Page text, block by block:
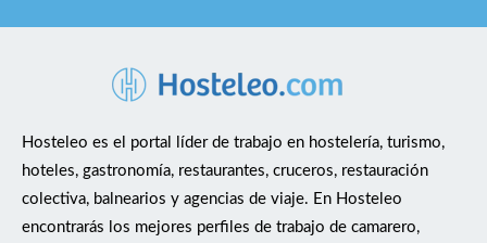
Hosteleo es el portal líder de trabajo en hostelería, turismo,
hoteles, gastronomía, restaurantes, cruceros, restauración
colectiva, balnearios y agencias de viaje. En Hosteleo
encontrarás los mejores perfiles de trabajo de camarero,